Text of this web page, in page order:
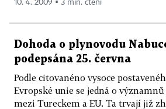
10. 4. 2009 ▪ 3 min. čtení
Dohoda o plynovodu
podepsána 25. června
Podle citovanéno vysoce
Evropské unie se jedná o
mezi Tureckem a EU. Ta trvají již